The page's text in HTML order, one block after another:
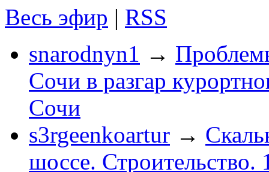
Весь эфир | RSS
snarodnyn1 →
Сочи в разгар
Сочи
s3rgeenkoartur →
шоссе. Строительство.